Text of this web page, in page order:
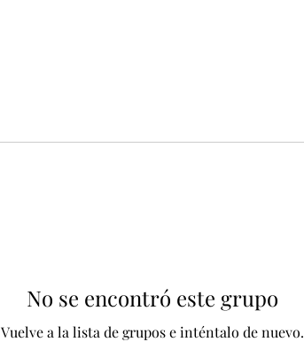
No se encontró este grupo
Vuelve a la lista de grupos e inténtalo de nuevo.